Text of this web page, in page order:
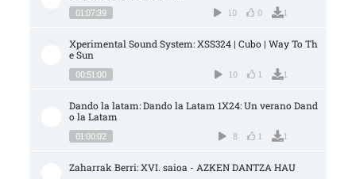
01:07:39 10 0 1
Xperimental Sound System: XSS324 | Cubo | Way To Th
e Sun
00:51:00 10 1 1
Dando la latam: Dando la Latam 1X24: Un verano Dand
o la Latam
01:00:02 8 1 1
Zaharrak Berri: XVI. saioa - AZKEN DANTZA HAU